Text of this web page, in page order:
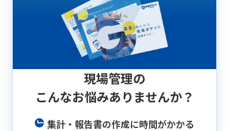
現場管理の
こんなお悩みありませんか？
集計・報告書の作成に時間がかかる